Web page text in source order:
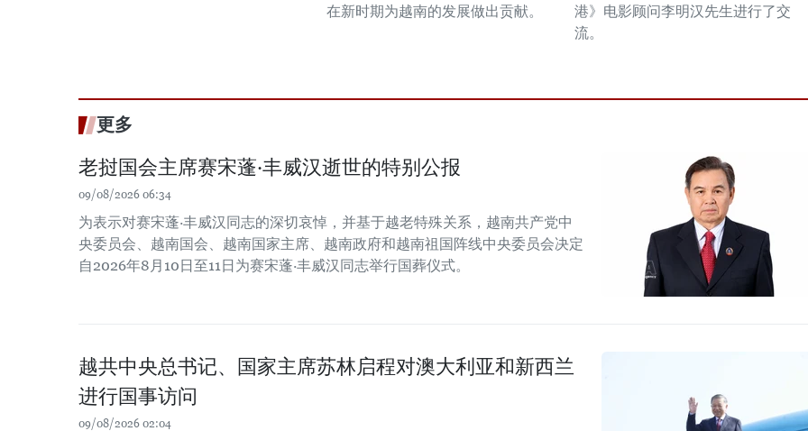
在新时期为越南的发展做出贡献。
港》电影顾问李明汉先生进行了交
流。
更多
老挝国会主席赛宋蓬·丰威汉逝世的特别公报
09/08/2026 06:34
为表示对赛宋蓬·丰威汉同志的深切哀悼，并基于越老特殊关系，越南共产党中
央委员会、越南国会、越南国家主席、越南政府和越南祖国阵线中央委员会决定
自2026年8月10日至11日为赛宋蓬·丰威汉同志举行国葬仪式。
越共中央总书记、国家主席苏林启程对澳大利亚和新西兰
进行国事访问
09/08/2026 02:04